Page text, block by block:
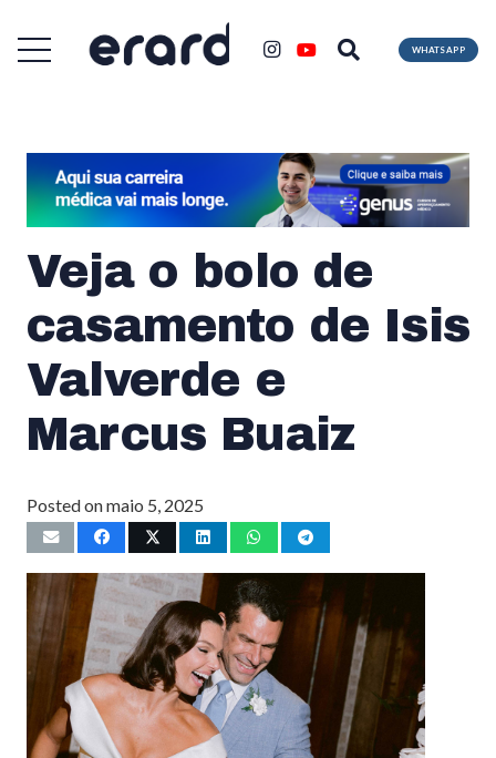
WHATSAPP
Veja o bolo de
casamento de Isis
Valverde e
Marcus Buaiz
Posted onmaio 5, 2025